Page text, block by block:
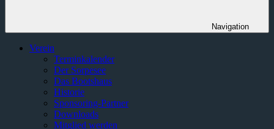
Navigation
Verein
Terminkalender
Der Sorpesee
Das Bootshaus
Historie
Sponsoring-Partner
Downloads
Mitglied werden